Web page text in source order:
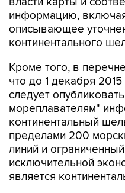
информацию,
описывающее
континентального
Кроме того, в
что до 1 декабря
следует
мореплавателям"
континентальный
пределами 200
линий и
исключительной
является